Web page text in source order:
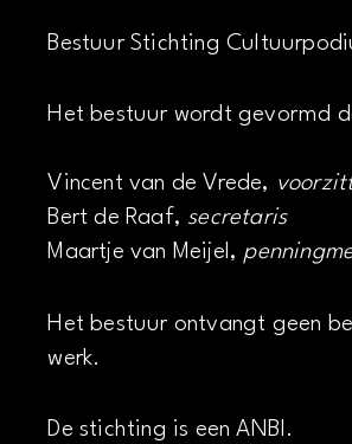
Bestuur Stichting
Het bestuur wordt gevormd
Vincent van de Vrede,
Bert de Raaf, secretaris
Maartje van Meijel,
Het bestuur ontvangt geen
werk.
De stichting is een ANBI.